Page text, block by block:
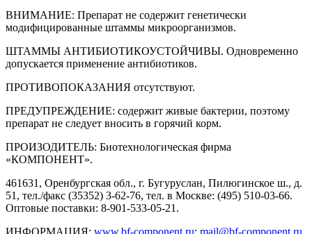
ВНИМАНИЕ: Препарат не содержит генетически
модифицированные штаммы микроорганизмов.
ШТАММЫ АНТИБИОТИКОУСТОЙЧИВЫ. Одновременно
допускается применение антибиотиков.
ПРОТИВОПОКАЗАНИЯ отсутствуют.
ПРЕДУПРЕЖДЕНИЕ: содержит живые бактерии, поэтому
препарат не следует вносить в горячий корм.
ПРОИЗОДИТЕЛЬ: Биотехнологическая фирма
«КОМПОНЕНТ».
461631, Оренбургская обл., г. Бугуруслан, Пилюгинское ш., д.
51, тел./факс (35352) 3-62-76, тел. в Москве: (495) 510-03-66.
Оптовые поставки: 8-901-533-05-21.
ИНФОРМАЦИЯ: www.bf-component.ru; mail@bf-component.ru